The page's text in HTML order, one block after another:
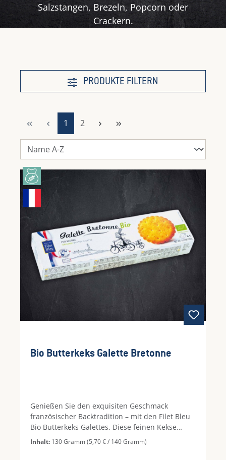
Salzstangen, Brezeln, Popcorn oder
Crackern.
PRODUKTE FILTERN
Seite
1 Seite
2
Bio Butterkeks Galette Bretonne
Genießen Sie den exquisiten Geschmack
französischer Backtradition – mit den Filet Bleu
Bio Butterkeks Galettes. Diese feinen Kekse
werden nach Originalrezept mit sorgfältig
ausgewählten Bio-Zutaten schonend gebacken.
Inhalt: 130 Gramm(5,70 € / 140 Gramm)